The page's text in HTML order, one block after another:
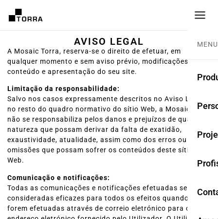
MENU
AVISO LEGAL
A Mosaic Torra, reserva-se o direito de efetuar, em
qualquer momento e sem aviso prévio, modificações no
conteúdo e apresentação do seu site.
Limitação da responsabilidade:
Salvo nos casos expressamente descritos no Aviso Legal e
no resto do quadro normativo do sítio Web, a Mosaic Torra
não se responsabiliza pelos danos e prejuízos de qualquer
natureza que possam derivar da falta de exatidão,
exaustividade, atualidade, assim como dos erros ou
omissões que possam sofrer os conteúdos deste sítio
Web.
Comunicação e notificações:
Todas as comunicações e notificações efetuadas serão
consideradas eficazes para todos os efeitos quando
forem efetuadas através de correio eletrónico para o